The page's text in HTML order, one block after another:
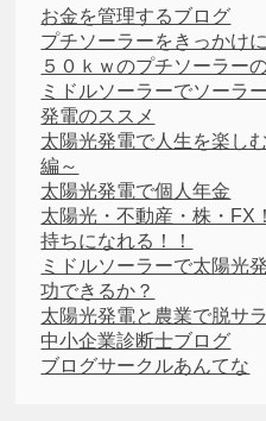
お金を管理するブログ
プチソーラーをきっかけ
５０ｋｗのプチソーラー
ミドルソーラーでソーラ
発電のススメ
太陽光発電で人生を楽し
編～
太陽光発電で個人年金
太陽光・不動産・株・FX
持ちになれる！！
ミドルソーラーで太陽光
功できるか？
太陽光発電と農業で脱サラ
中小企業診断士ブログ
ブログサークルあんてな